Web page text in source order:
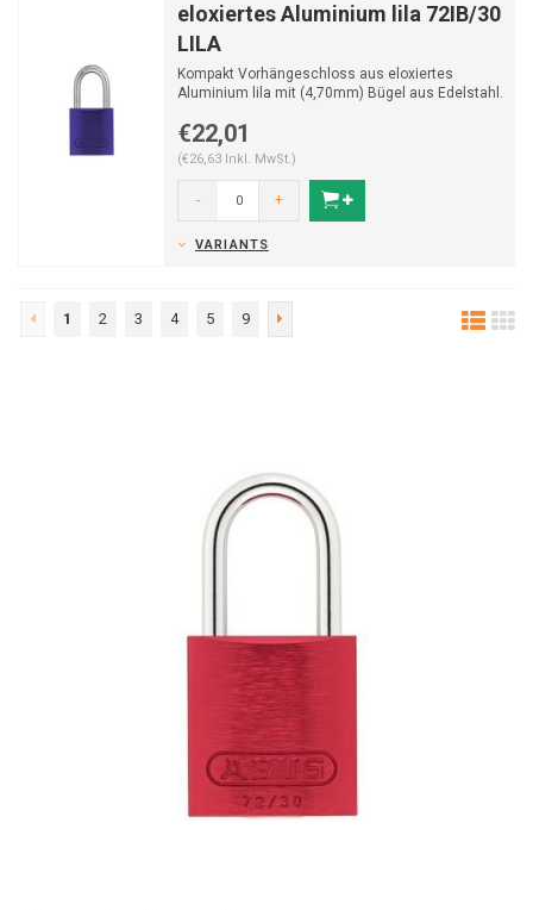
eloxiertes Aluminium lila 72IB/30
LILA
Kompakt Vorhängeschloss aus eloxiertes
Aluminium lila mit (4,70mm) Bügel aus Edelstahl.
€22,01
(€26,63 Inkl. MwSt.)
- +
VARIANTS
1 2 3 4 5 9